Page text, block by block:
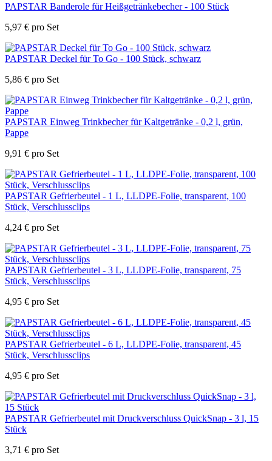
PAPSTAR Banderole für Heißgetränkebecher - 100 Stück
5,97 € pro Set
PAPSTAR Deckel für To Go - 100 Stück, schwarz
5,86 € pro Set
PAPSTAR Einweg Trinkbecher für Kaltgetränke - 0,2 l, grün,
Pappe
9,91 € pro Set
PAPSTAR Gefrierbeutel - 1 L, LLDPE-Folie, transparent, 100
Stück, Verschlussclips
4,24 € pro Set
PAPSTAR Gefrierbeutel - 3 L, LLDPE-Folie, transparent, 75
Stück, Verschlussclips
4,95 € pro Set
PAPSTAR Gefrierbeutel - 6 L, LLDPE-Folie, transparent, 45
Stück, Verschlussclips
4,95 € pro Set
PAPSTAR Gefrierbeutel mit Druckverschluss QuickSnap - 3 l, 15
Stück
3,71 € pro Set